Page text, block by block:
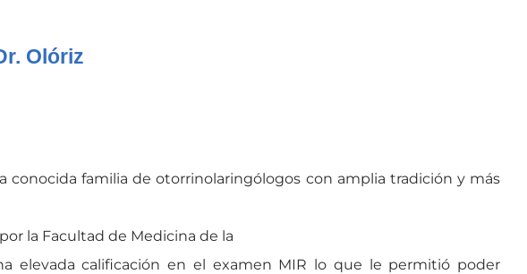
Olóriz
conocida familia de otorrinolaringólogos con amplia tradición y más
la Facultad de Medicina de la
elevada calificación en el examen MIR lo que le permitió poder